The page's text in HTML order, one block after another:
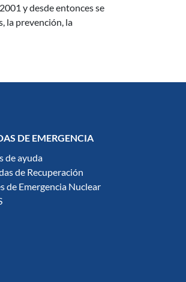
y desde entonces se
la prevención, la
DE EMERGENCIA
de ayuda
de Recuperación
de Emergencia Nuclear